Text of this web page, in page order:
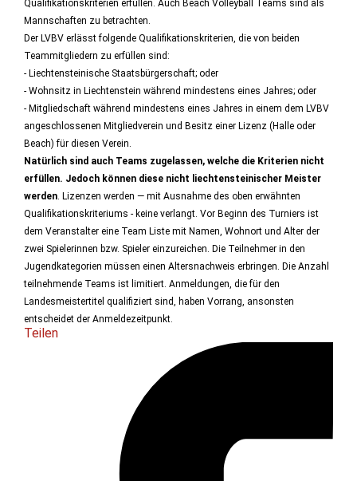
Qualifikationskriterien erfüllen. Auch Beach Volleyball Teams sind als
Mannschaften zu betrachten.
Der LVBV erlässt folgende Qualifikationskriterien, die von beiden
Teammitgliedern zu erfüllen sind:
- Liechtensteinische Staatsbürgerschaft; oder
- Wohnsitz in Liechtenstein während mindestens eines Jahres; oder
- Mitgliedschaft während mindestens eines Jahres in einem dem LVBV
angeschlossenen Mitgliedverein und Besitz einer Lizenz (Halle oder
Beach) für diesen Verein.
Natürlich sind auch Teams zugelassen, welche die Kriterien nicht
erfüllen. Jedoch können diese nicht liechtensteinischer Meister
werden. Lizenzen werden — mit Ausnahme des oben erwähnten
Qualifikationskriteriums - keine verlangt. Vor Beginn des Turniers ist
dem Veranstalter eine Team Liste mit Namen, Wohnort und Alter der
zwei Spielerinnen bzw. Spieler einzureichen. Die Teilnehmer in den
Jugendkategorien müssen einen Altersnachweis erbringen. Die Anzahl
teilnehmende Teams ist limitiert. Anmeldungen, die für den
Landesmeistertitel qualifiziert sind, haben Vorrang, ansonsten
entscheidet der Anmeldezeitpunkt.
Teilen